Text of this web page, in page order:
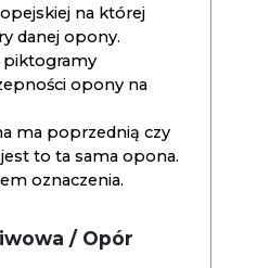
na której
danej opony.
piktogramy
opony na
ma poprzednią czy
to ta sama opona.
oznaczenia.
/ Opór